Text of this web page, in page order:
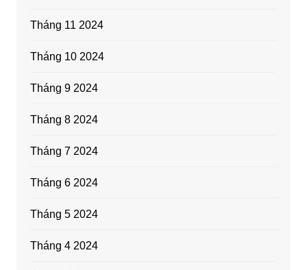
Tháng 11 2024
Tháng 10 2024
Tháng 9 2024
Tháng 8 2024
Tháng 7 2024
Tháng 6 2024
Tháng 5 2024
Tháng 4 2024